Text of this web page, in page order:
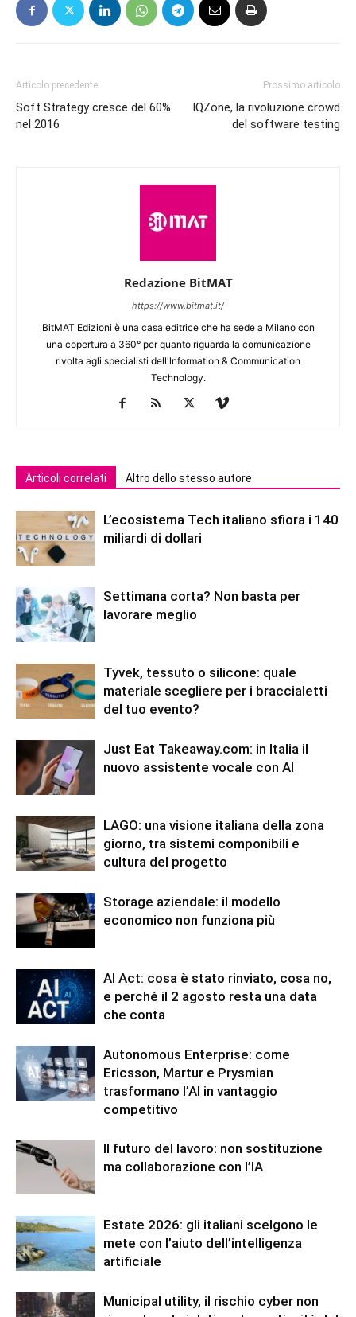
Articolo precedente
Soft Strategy cresce del 60%
nel 2016
Prossimo articolo
IQZone, la rivoluzione crowd
del software testing
Redazione BitMAT
https://www.bitmat.it/
BitMAT Edizioni è una casa editrice che ha sede a Milano con
una copertura a 360° per quanto riguarda la comunicazione
rivolta agli specialisti dell'lnformation & Communication
Technology.
Articoli correlati Altro dello stesso autore
L’ecosistema Tech italiano sfiora i 140
miliardi di dollari
Settimana corta? Non basta per
lavorare meglio
Tyvek, tessuto o silicone: quale
materiale scegliere per i braccialetti
del tuo evento?
Just Eat Takeaway.com: in Italia il
nuovo assistente vocale con AI
LAGO: una visione italiana della zona
giorno, tra sistemi componibili e
cultura del progetto
Storage aziendale: il modello
economico non funziona più
AI Act: cosa è stato rinviato, cosa no,
e perché il 2 agosto resta una data
che conta
Autonomous Enterprise: come
Ericsson, Martur e Prysmian
trasformano l’AI in vantaggio
competitivo
Il futuro del lavoro: non sostituzione
ma collaborazione con l’IA
Estate 2026: gli italiani scelgono le
mete con l’aiuto dell’intelligenza
artificiale
Municipal utility, il rischio cyber non